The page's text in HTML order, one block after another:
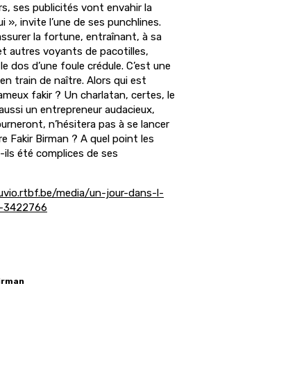
ses publicités vont envahir la
», invite l’une de ses punchlines.
la fortune, entraînant, à sa
autres voyants de pacotilles,
dos d’une foule crédule. C’est une
train de naître. Alors qui est
fakir ? Un charlatan, certes, le
un entrepreneur audacieux,
n’hésitera pas à se lancer
Fakir Birman ? A quel point les
été complices de ses
media/un-jour-dans-l-